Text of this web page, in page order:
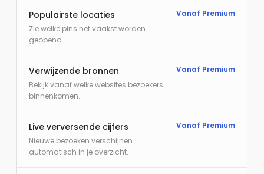
Populairste locaties
Zie welke pins het vaakst worden
geopend.
Vanaf Premium
Verwijzende bronnen
Bekijk vanaf welke websites bezoekers
binnenkomen.
Vanaf Premium
Live verversende cijfers
Nieuwe bezoeken verschijnen
automatisch in je overzicht.
Vanaf Premium